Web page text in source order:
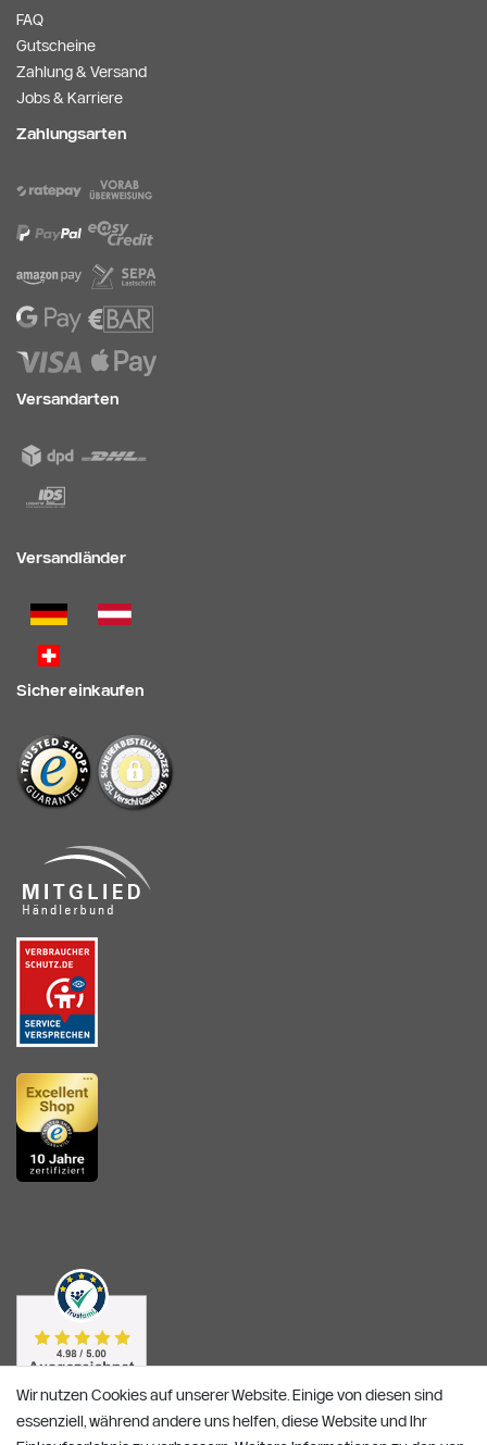
FAQ
Gutscheine
Zahlung & Versand
Jobs & Karriere
Zahlungsarten
Versandarten
Versandländer
Sicher einkaufen
Wir nutzen Cookies auf unserer Website. Einige von diesen sind
essenziell, während andere uns helfen, diese Website und Ihr